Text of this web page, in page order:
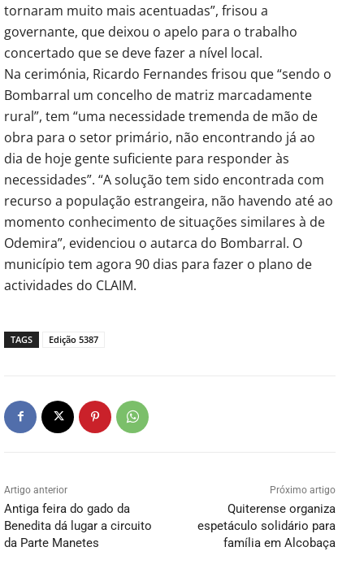
tornaram muito mais acentuadas”, frisou a
governante, que deixou o apelo para o trabalho
concertado que se deve fazer a nível local.
Na cerimónia, Ricardo Fernandes frisou que “sendo o
Bombarral um concelho de matriz marcadamente
rural”, tem “uma necessidade tremenda de mão de
obra para o setor primário, não encontrando já ao
dia de hoje gente suficiente para responder às
necessidades”. “A solução tem sido encontrada com
recurso a população estrangeira, não havendo até ao
momento conhecimento de situações similares à de
Odemira”, evidenciou o autarca do Bombarral. O
município tem agora 90 dias para fazer o plano de
actividades do CLAIM.
TAGS Edição 5387
Artigo anterior
Antiga feira do gado da
Benedita dá lugar a circuito
da Parte Manetes
Próximo artigo
Quiterense organiza
espetáculo solidário para
família em Alcobaça